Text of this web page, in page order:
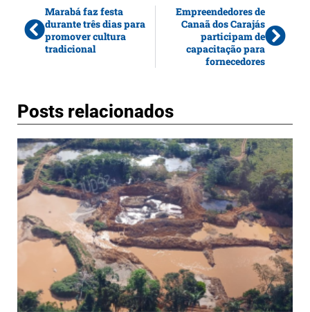
Marabá faz festa
durante três dias para
promover cultura
tradicional
Empreendedores de
Canaã dos Carajás
participam de
capacitação para
fornecedores
Posts relacionados